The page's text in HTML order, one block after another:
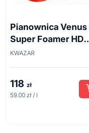
Pianownica Venus
Super Foamer HD
acid line 2L
KWAZAR
118 zł
59.00 zł / l